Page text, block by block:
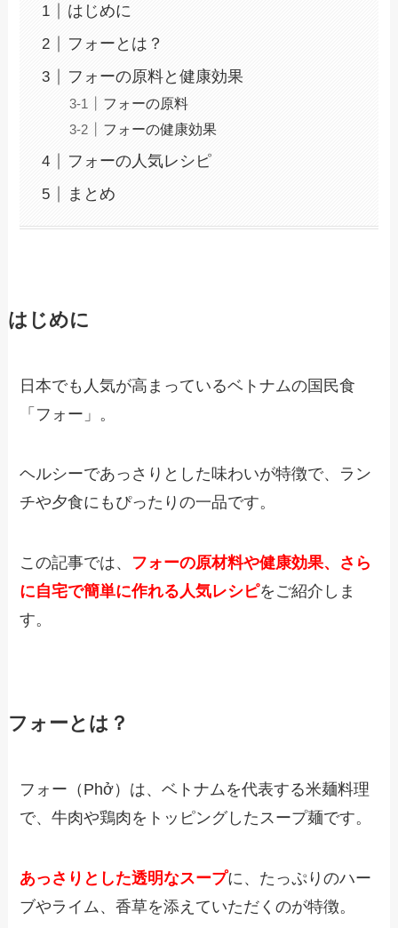
はじめに
フォーとは？
フォーの原料と健康効果
フォーの原料
フォーの健康効果
フォーの人気レシピ
まとめ
はじめに
日本でも人気が高まっているベトナムの国民食
「フォー」。
ヘルシーであっさりとした味わいが特徴で、ラン
チや夕食にもぴったりの一品です。
この記事では、 フォーの原材料や健康効果、さら
に自宅で簡単に作れる人気レシピをご紹介しま
す。
フォーとは？
フォー（Phở）は、ベトナムを代表する米麺料理
で、牛肉や鶏肉をトッピングしたスープ麺です。
あっさりとした透明なスープに、たっぷりのハー
ブやライム、香草を添えていただくのが特徴。